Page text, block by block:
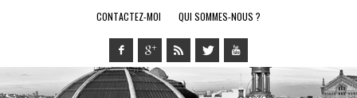
CONTACTEZ-MOI QUI SOMMES-NOUS ?